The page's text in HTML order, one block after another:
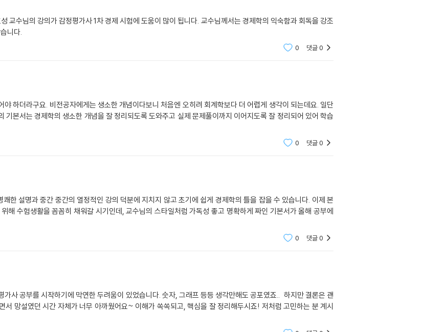
교수님의 강의가 감정평가사 1차 경제 시험에 도움이 많이 됩니다. 교수님께서는 경제학의 익숙함과 회독을 강조
니다.
0 댓글0
하더라구요. 비전공자에게는 생소한 개념이다보니 처음엔 오히려 회계학보다 더 어렵게 생각이 되는데요. 일단
기본서는 경제학의 생소한 개념을 잘 정리되도록 도와주고 실제 문제풀이까지 이어지도록 잘 정리되어 있어 학습
0 댓글0
한 설명과 중간 중간의 열정적인 강의 덕분에 지치지 않고 초기에 쉽게 경제학의 틀을 잡을 수 있습니다. 이제 본
해 수험생활을 꼼꼼히 채워갈 시기인데, 교수님의 스타일처럼 가독성 좋고 명확하게 짜인 기본서가 올해 공부에
0 댓글0
사 공부를 시작하기에 막연한 두려움이 있었습니다. 숫자, 그래프 등등 생각만해도 공포였죠.. 하지만 결론은 괜
망설였던 시간 자체가 너무 아까웠어요~ 이해가 쏙쏙되고, 핵심을 잘 정리해두시죠! 저처럼 고민하는 분 계시